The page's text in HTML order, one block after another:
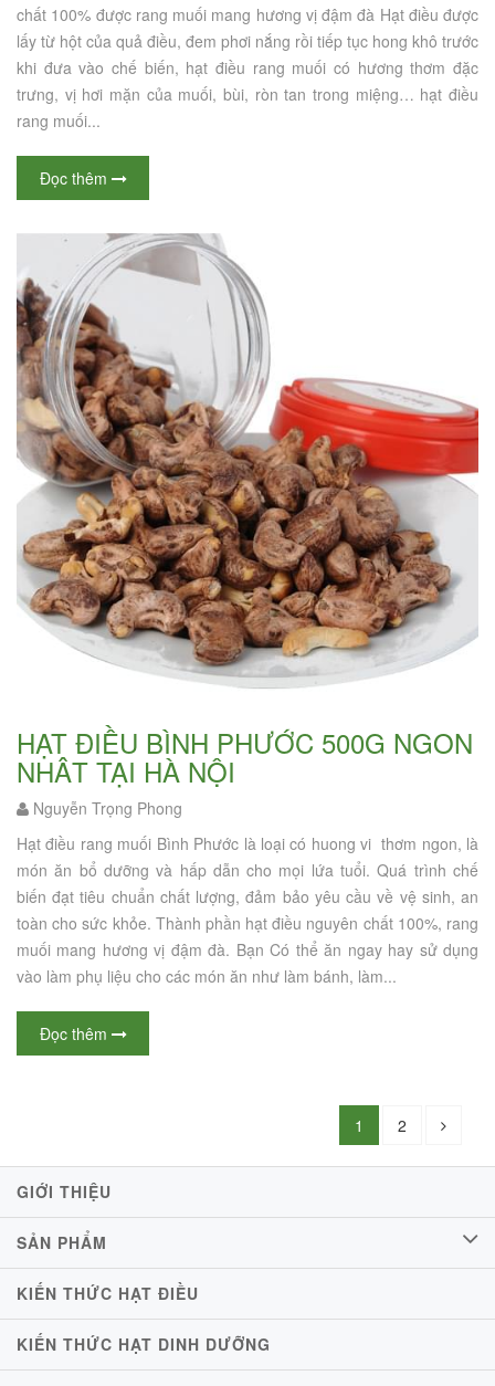
chất 100% được rang muối mang hương vị đậm đà Hạt điều được
lấy từ hột của quả điều, đem phơi nắng rồi tiếp tục hong khô trước
khi đưa vào chế biến, hạt điều rang muối có hương thơm đặc
trưng, vị hơi mặn của muối, bùi, ròn tan trong miệng… hạt điều
rang muối...
Đọc thêm
HẠT ĐIỀU BÌNH PHƯỚC 500G NGON
NHÂT TẠI HÀ NỘI
Nguyễn Trọng Phong
Hạt điều rang muối Bình Phước là loại có huong vi thơm ngon, là
món ăn bổ dưỡng và hấp dẫn cho mọi lứa tuổi. Quá trình chế
biến đạt tiêu chuẩn chất lượng, đảm bảo yêu cầu về vệ sinh, an
toàn cho sức khỏe. Thành phần hạt điều nguyên chất 100%, rang
muối mang hương vị đậm đà. Bạn Có thể ăn ngay hay sử dụng
vào làm phụ liệu cho các món ăn như làm bánh, làm...
Đọc thêm
1 2
GIỚI THIỆU
SẢN PHẨM
KIẾN THỨC HẠT ĐIỀU
KIẾN THỨC HẠT DINH DƯỠNG